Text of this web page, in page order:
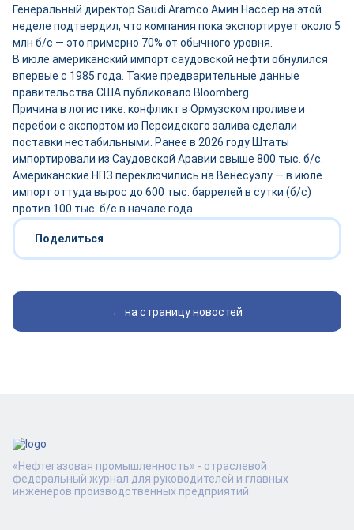
Генеральный директор Saudi Aramco Амин Нассер на этой
неделе подтвердил, что компания пока экспортирует около 5
млн б/с — это примерно 70% от обычного уровня.
В июле американский импорт саудовской нефти обнулился
впервые с 1985 года. Такие предварительные данные
правительства США публиковало Bloomberg.
Причина в логистике: конфликт в Ормузском проливе и
перебои с экспортом из Персидского залива сделали
поставки нестабильными. Ранее в 2026 году Штаты
импортировали из Саудовской Аравии свыше 800 тыс. б/с.
Американские НПЗ переключились на Венесуэлу — в июле
импорт оттуда вырос до 600 тыс. баррелей в сутки (б/с)
против 100 тыс. б/с в начале года.
Поделиться
← на страницу новостей
«Нефтегазовая промышленность» - отраслевой
федеральный журнал для руководителей и главных
инженеров производственных предприятий.